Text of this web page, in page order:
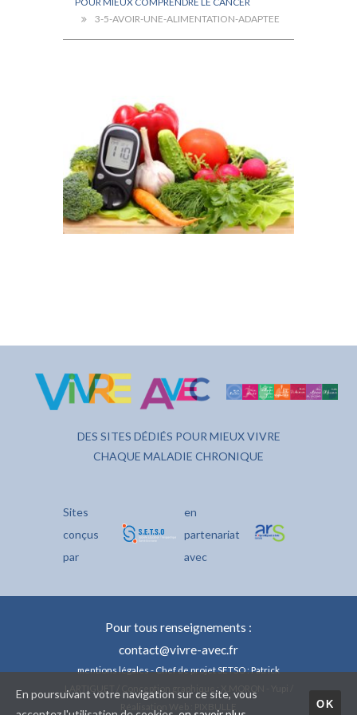
3-5-AVOIR-UNE-ALIMENTATION-ADAPTEE
DES SITES DÉDIÉS POUR MIEUX VIVRE
CHAQUE MALADIE CHRONIQUE
Sites
conçus
par
en
partenariat
avec
Pour tous renseignements :
contact@vivre-avec.fr
mentions légales - Chef de projet SETSO : Patrick
En poursuivant votre navigation sur ce site, vous
OK